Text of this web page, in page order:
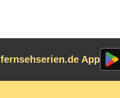
fernsehserien.de App